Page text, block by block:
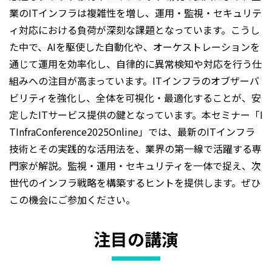
業のITインフラは複雑性を増し、運用・監視・セキュリテ
ィ対応における負荷が深刻な課題となっています。こうし
た中で、AIを駆使した自動化や、オーケストレーションを
通じて運用を効率化し、自律的に異常検知や対応を行う仕
組みへの注目が高まっています。ITインフラのオブザーバ
ビリティを強化し、全体を可視化・最適化することが、安
定したITサービス提供の鍵となっています。本セミナー「I
TInfraConference2025Online」では、最新のITインフラ
技術とその実践的な活用法を、業界の第一線で活躍する専
門家が解説。監視・運用・セキュリティを一体で捉え、次
世代のインフラ戦略を構築するヒントを提供します。ぜひ
この機会にご参加ください。
注目の講演